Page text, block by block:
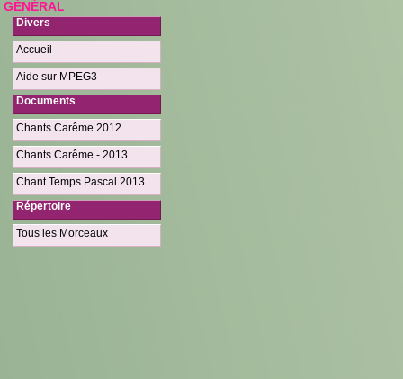
GÉNÉRAL
Divers
Accueil
Aide sur MPEG3
Documents
Chants Carême 2012
Chants Carême - 2013
Chant Temps Pascal 2013
Répertoire
Tous les Morceaux